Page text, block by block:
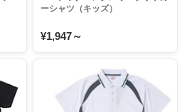
ーシャツ（キッズ）
¥1,947～